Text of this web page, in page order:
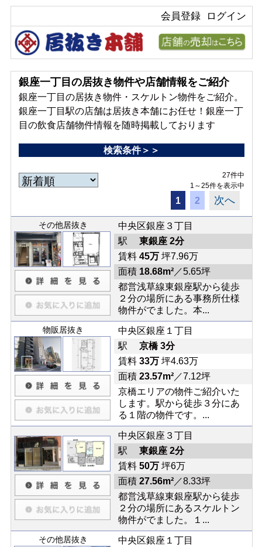
ログイン
会員登録
銀座一丁目の居抜き物件や店舗情報をご紹介
銀座一丁目の居抜き物件・スケルトン物件をご紹介。
銀座一丁目駅の店舗は居抜き本舗にお任せ！銀座一丁
目の飲食店舗物件情報を随時掲載しております
検索条件＞＞
27件中
1～25件を表示中
1 2 次へ
その他居抜き
中央区銀座３丁目
駅 東銀座 2分
賃料 45万坪7.96万
面積 18.68m²／5.65坪
都営浅草線東銀座駅から徒歩
２分の場所にある事務所仕様
物件がでました。本...
物販居抜き
中央区銀座１丁目
駅 京橋 3分
賃料 33万坪4.63万
面積 23.57m²／7.12坪
京橋エリアの物件ご紹介いた
します。駅から徒歩３分にあ
る１階の物件です。...
中央区銀座３丁目
駅 東銀座 2分
賃料 50万坪6万
面積 27.56m²／8.33坪
都営浅草線東銀座駅から徒歩
２分の場所にあるスケルトン
物件がでました。１...
その他居抜き
中央区銀座１丁目